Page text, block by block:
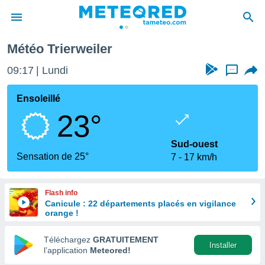
de
Météo Trierweiler
09:17 Lundi ...
Ensoleillé
23°
Sensation de 25°
Sud-ouest
7
17 km/h
Flash info
Canicule : 22 départements placés en vigilance
orange !
Téléchargez GRATUITEMENT
l’application Meteored!
Installer